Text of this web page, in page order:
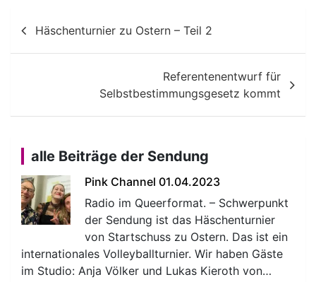
Beitragsnavigation
Häschenturnier zu Ostern – Teil 2
Referentenentwurf für
Selbstbestimmungsgesetz kommt
alle Beiträge der Sendung
Pink Channel 01.04.2023
Radio im Queerformat. – Schwerpunkt
der Sendung ist das Häschenturnier
von Startschuss zu Ostern. Das ist ein
internationales Volleyballturnier. Wir haben Gäste
im Studio: Anja Völker und Lukas Kieroth von…